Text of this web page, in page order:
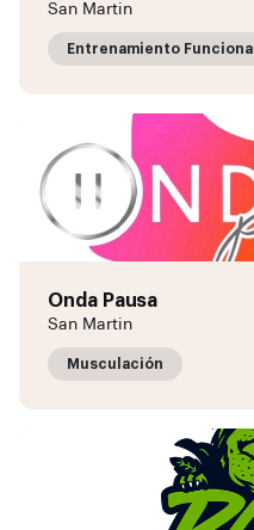
San Martin
Entrenamiento Funcional
Onda Pausa
San Martin
Musculación